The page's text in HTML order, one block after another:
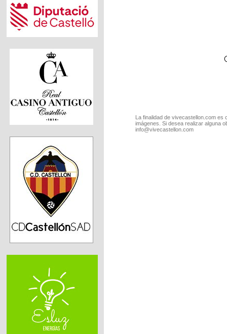
La finalidad de vivecastellon.com
imágenes. Si desea realizar alguna
info@vivecastellon.com